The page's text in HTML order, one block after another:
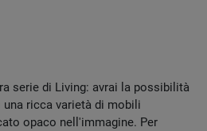
serie di Living: avrai la possibilità
ricca varietà di mobili
opaco nell'immagine. Per